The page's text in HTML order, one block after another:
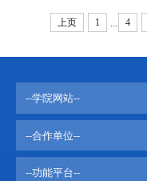
上页 1 ... 4